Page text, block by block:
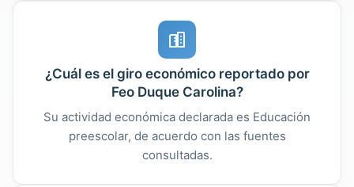
¿Cuál es el giro económico reportado por
Feo Duque Carolina?
Su actividad económica declarada es Educación
preescolar, de acuerdo con las fuentes
consultadas.